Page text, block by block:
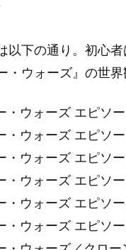
以下の通り。初心
・ウォーズ』の世
・ウォーズ エピソ
・ウォーズ エピソ
・ウォーズ エピソ
・ウォーズ エピソ
・ウォーズ エピソ
・ウォーズ エピソ